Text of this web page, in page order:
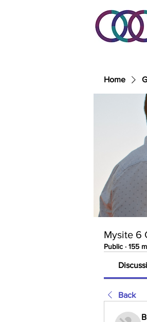
Home
Mysite 6
Public · 155
Back